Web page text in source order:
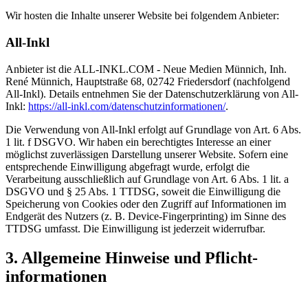
Wir hosten die Inhalte unserer Website bei folgendem Anbieter:
All-Inkl
Anbieter ist die ALL-INKL.COM - Neue Medien Münnich, Inh.
René Münnich, Hauptstraße 68, 02742 Friedersdorf (nachfolgend
All-Inkl). Details entnehmen Sie der Datenschutzerklärung von All-
Inkl: https://all-inkl.com/datenschutzinformationen/.
Die Verwendung von All-Inkl erfolgt auf Grundlage von Art. 6 Abs.
1 lit. f DSGVO. Wir haben ein berechtigtes Interesse an einer
möglichst zuverlässigen Darstellung unserer Website. Sofern eine
entsprechende Einwilligung abgefragt wurde, erfolgt die
Verarbeitung ausschließlich auf Grundlage von Art. 6 Abs. 1 lit. a
DSGVO und § 25 Abs. 1 TTDSG, soweit die Einwilligung die
Speicherung von Cookies oder den Zugriff auf Informationen im
Endgerät des Nutzers (z. B. Device-Fingerprinting) im Sinne des
TTDSG umfasst. Die Einwilligung ist jederzeit widerrufbar.
3. Allgemeine Hinweise und Pflicht­
informationen